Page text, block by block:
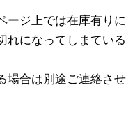
ージ上では在庫有りに
れになってしまている
場合は別途ご連絡させ